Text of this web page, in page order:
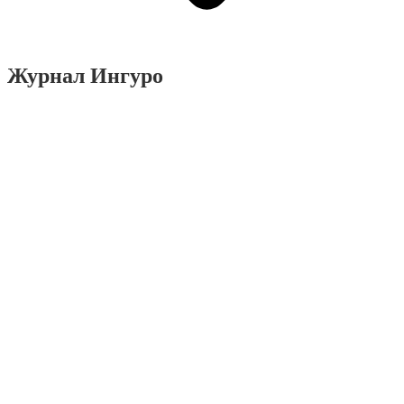
Журнал Ингуро